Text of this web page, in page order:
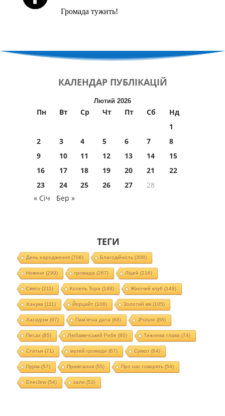
Громада тужить!
КАЛЕНДАР ПУБЛІКАЦІЙ
Лютий 2026
Пн Вт Ср Чт Пт Сб
Нд
1
2
3 4 5 6 7
8
9
10 11 12 13 14
15
16
17 18 19 20 21
22
23
24 25 26 27
28
« Січ
Бер »
ТЕГИ
День народження(708) Благодійність (308)
Новини (299) громада (267) Ліцей (216)
Свято (211) Колель Тора (188) Жіночий клуб (149)
Ханука (111) Йорцайт (108) Золотий вік(105)
Хасидізм (97) Пам'ятна дата (88) JFuture (88)
Песах(85) Любавичський Ребе (80) Тижнева глава (74)
Статьи (71) музей громади (67) Суккот (64)
Пурім (57) Привітання(55) Про нас говорять (54)
EnerJew(54) хали (53)